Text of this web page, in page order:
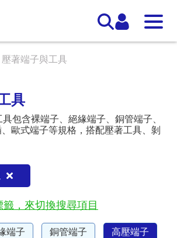
壓著端子與工具
具
包含裸端子、絕緣端子、銅管端子、
歐式端子等規格，搭配壓著工具、剝
，來切換搜尋項目
端子 銅管端子
高壓端子